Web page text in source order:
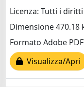
Licenza: Tutti i
Dimensione 470.18
Formato Adobe PDF
Visualizza/Apri